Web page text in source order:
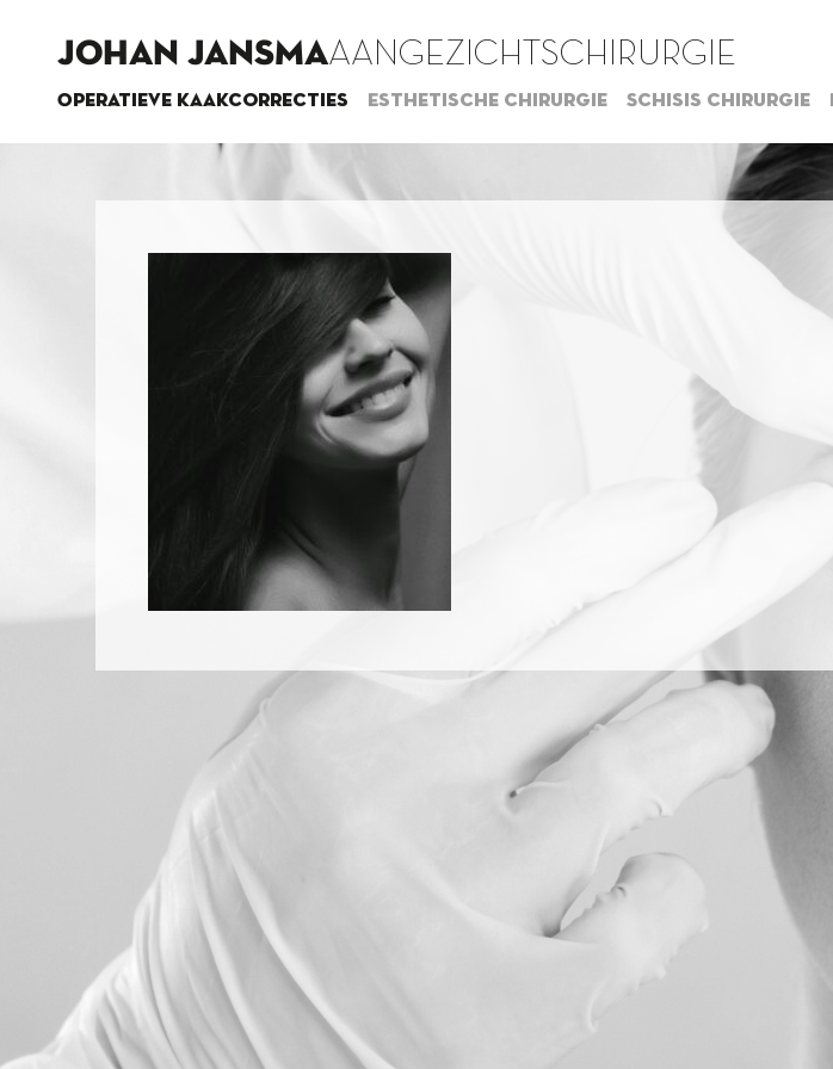
JOHAN JANSMAAANGEZICHTSCHIRURGIE
Operatieve kaakcorrecties Esthetische chirurgie Schisis chirurgie